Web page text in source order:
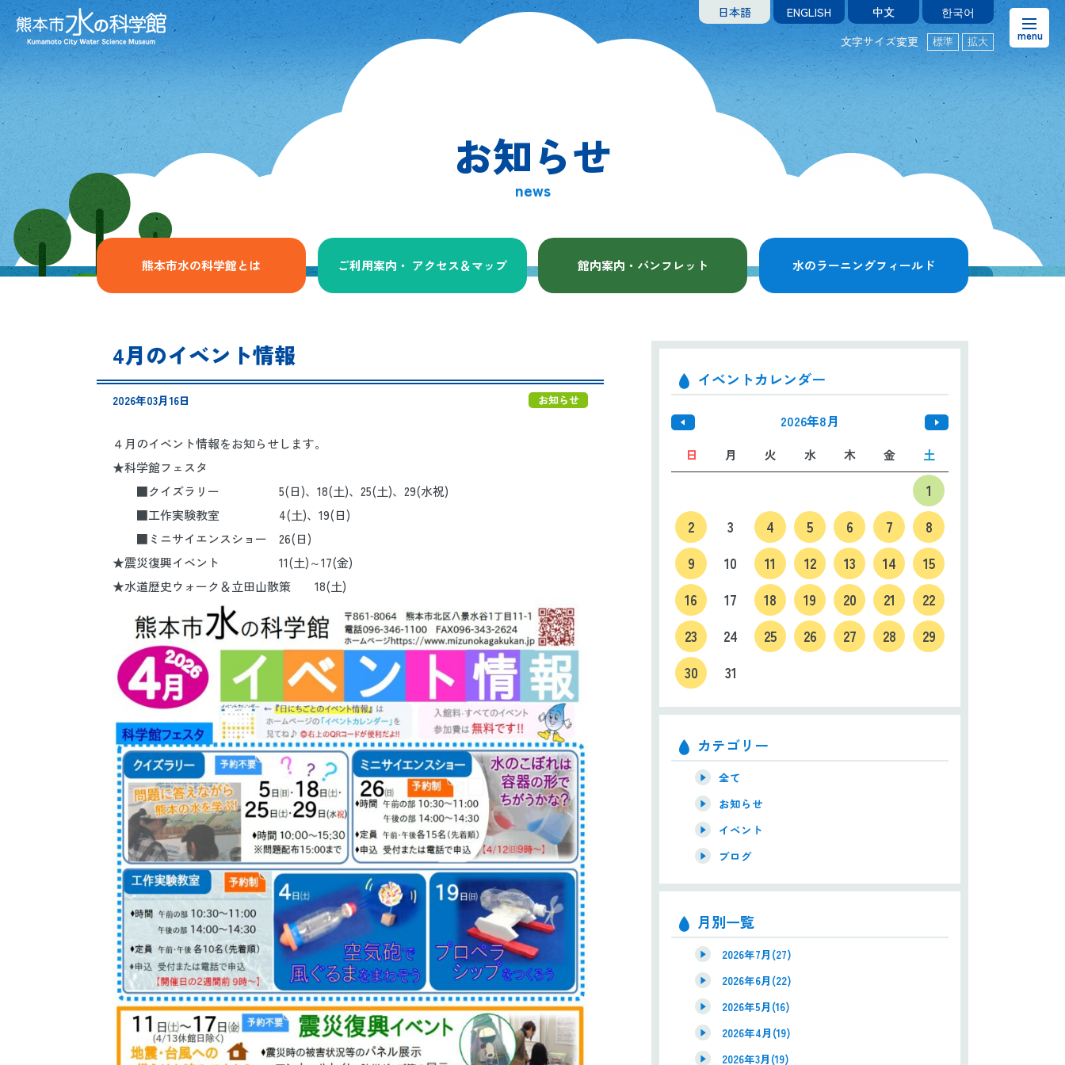
日本語 ENGLISH 中文
한국어
文字サイズ変更
標準 拡大
お知らせ
熊本市水の科学館とは
ご利用案内・アクセス＆マップ
水のラーニングフィールド
日本語
お知らせ
news
熊本市水の科学館とは ご利用案内・ アクセス＆マップ 館内案内・パンフレット 水のラーニングフィールド
4月のイベント情報
2026年03月16日 お知らせ
４月のイベント情報をお知らせします。
★科学館フェスタ
■クイズラリー 5(日)、18(土)、25(土)、29(水祝)
■工作実験教室 4(土)、19(日)
■ミニサイエンスショー 26(日)
★震災復興イベント 11(土)～17(金)
★水道歴史ウォーク＆立田山散策 18(土)
イベントカレンダー
2026年8月
日 月 火 水 木 金 土
1
2
3 4 5 6 7
8
9
10 11 12 13 14
15
16
17 18 19 20 21
22
23
24 25 26 27 28
29
30
31
カテゴリー
全て
お知らせ
イベント
ブログ
月別一覧
2026年7月(27)
2026年6月(22)
2026年5月(16)
2026年4月(19)
2026年3月(19)